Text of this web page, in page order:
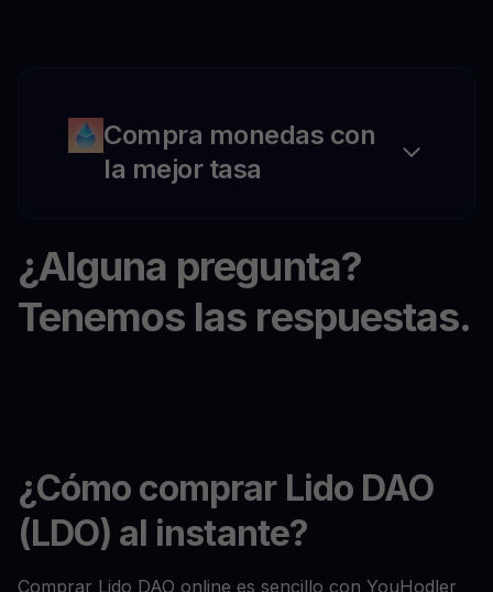
Compra monedas con
la mejor tasa
¿Alguna pregunta?
Tenemos las respuestas.
¿Cómo comprar Lido DAO
(LDO) al instante?
Comprar Lido DAO online es sencillo con YouHodler